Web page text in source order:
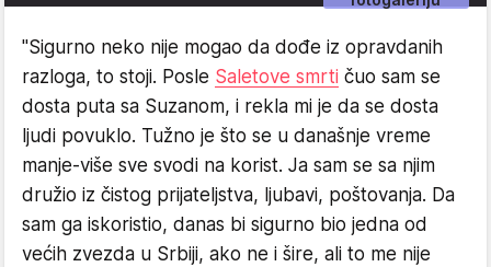
"Sigurno neko nije mogao da dođe iz opravdanih
razloga, to stoji. Posle Saletove smrti čuo sam se
dosta puta sa Suzanom, i rekla mi je da se dosta
ljudi povuklo. Tužno je što se u današnje vreme
manje-više sve svodi na korist. Ja sam se sa njim
družio iz čistog prijateljstva, ljubavi, poštovanja. Da
sam ga iskoristio, danas bi sigurno bio jedna od
većih zvezda u Srbiji, ako ne i šire, ali to me nije